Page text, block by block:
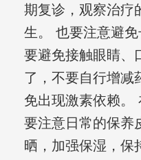
期复诊，观察治疗
生。 也要注意避
要避免接触眼睛、
了，不要自行增减
免出现激素依赖。
要注意日常的保养
晒，加强保湿，保